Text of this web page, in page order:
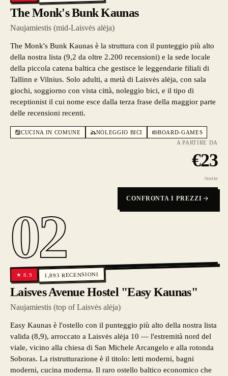
The Monk's Bunk Kaunas
Naujamiestis (mid-Laisvės alėja)
The Monk's Bunk Kaunas è la struttura con il punteggio più alto
della nostra lista (9,2 da oltre 2.200 recensioni) e la sede locale
della piccola catena baltica che gestisce le leggendarie filiali di
Tallinn e Vilnius. Solo adulti, a metà di Laisvės alėja, con sala
giochi, soggiorno con vista città, noleggio bici, e il tipo di
receptionist il cui nome esce dalla terza frase della maggior parte
delle recensioni recenti.
CUCINA IN COMUNE NOLEGGIO BICI
BOARD-GAMES
A PARTIRE DA
€23
/notte
CONFRONTA I PREZZI
02
★8.9 1,893 RECENSIONI
Laisves Avenue Hostel "Easy Kaunas"
Naujamiestis (top of Laisvės alėja)
Easy Kaunas è l'ostello con il punteggio più alto della nostra lista
valida (8,9), arroccato a Laisvės alėja 10 — l'estremità nord del
viale, vicino alla chiesa di San Michele Arcangelo e alla rotonda
Soboras. La ristrutturazione è il titolo: letti moderni, bagni
moderni, cucina moderna. Il raro ostello baltico economico che